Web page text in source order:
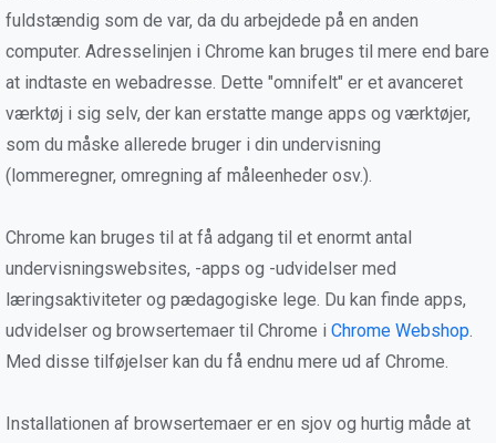
fuldstændig som de var, da du arbejdede på en anden
computer. Adresselinjen i Chrome kan bruges til mere end bare
at indtaste en webadresse. Dette "omnifelt" er et avanceret
værktøj i sig selv, der kan erstatte mange apps og værktøjer,
som du måske allerede bruger i din undervisning
(lommeregner, omregning af måleenheder osv.).
Chrome kan bruges til at få adgang til et enormt antal
undervisningswebsites, -apps og -udvidelser med
læringsaktiviteter og pædagogiske lege. Du kan finde apps,
udvidelser og browsertemaer til Chrome i Chrome Webshop.
Med disse tilføjelser kan du få endnu mere ud af Chrome.
Installationen af browsertemaer er en sjov og hurtig måde at